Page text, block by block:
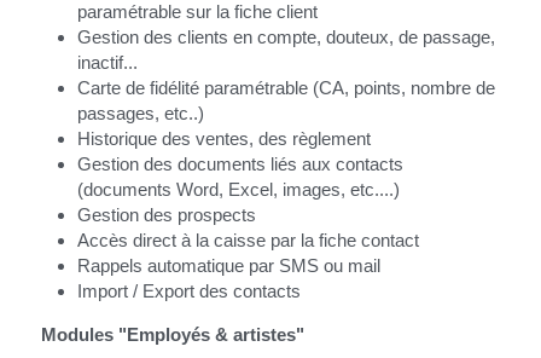
paramétrable sur la fiche client
Gestion des clients en compte, douteux, de passage,
inactif...
Carte de fidélité paramétrable (CA, points, nombre de
passages, etc..)
Historique des ventes, des règlement
Gestion des documents liés aux contacts
(documents Word, Excel, images, etc....)
Gestion des prospects
Accès direct à la caisse par la fiche contact
Rappels automatique par SMS ou mail
Import / Export des contacts
Modules "Employés & artistes"